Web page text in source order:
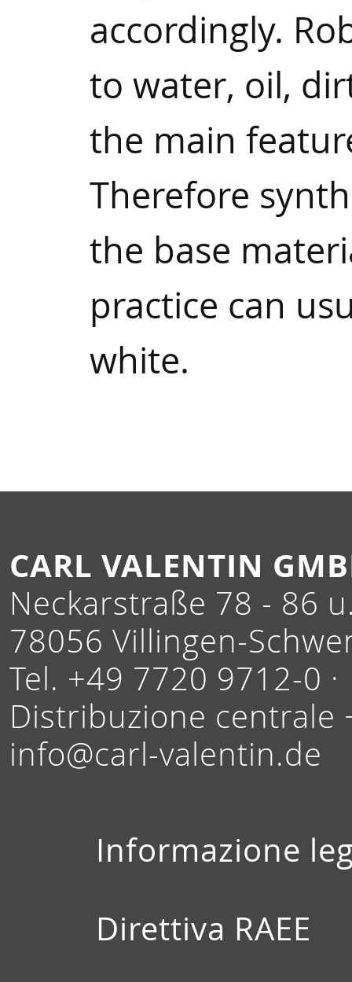
accordingly.
to water, oil,
the main
Therefore
the base
practice can
white.
CARL VALENTIN
Neckarstraße 78 - 86
78056 Villingen-
Tel. +49 7720 9712-0 ·
Distribuzione centrale
info@carl-valentin.de
Informazione
Direttiva RAEE